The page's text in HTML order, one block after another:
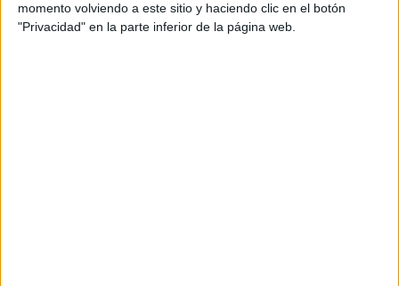
momento volviendo a este sitio y haciendo clic en el botón
"Privacidad" en la parte inferior de la página web.
Aceptolos Términos y Condicionesde uso*